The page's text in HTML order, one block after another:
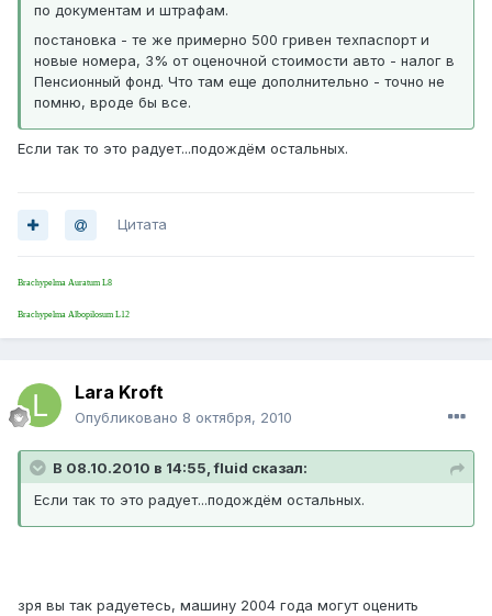
по документам и штрафам.
постановка - те же примерно 500 гривен техпаспорт и
новые номера, 3% от оценочной стоимости авто - налог в
Пенсионный фонд. Что там еще дополнительно - точно не
помню, вроде бы все.
Если так то это радует...подождём остальных.
Цитата
Brachypelma Auratum L8
Brachypelma Albopilosum L12
Lara Kroft
Опубликовано 8 октября, 2010
В 08.10.2010 в 14:55, fluid сказал:
Если так то это радует...подождём остальных.
зря вы так радуетесь, машину 2004 года могут оценить